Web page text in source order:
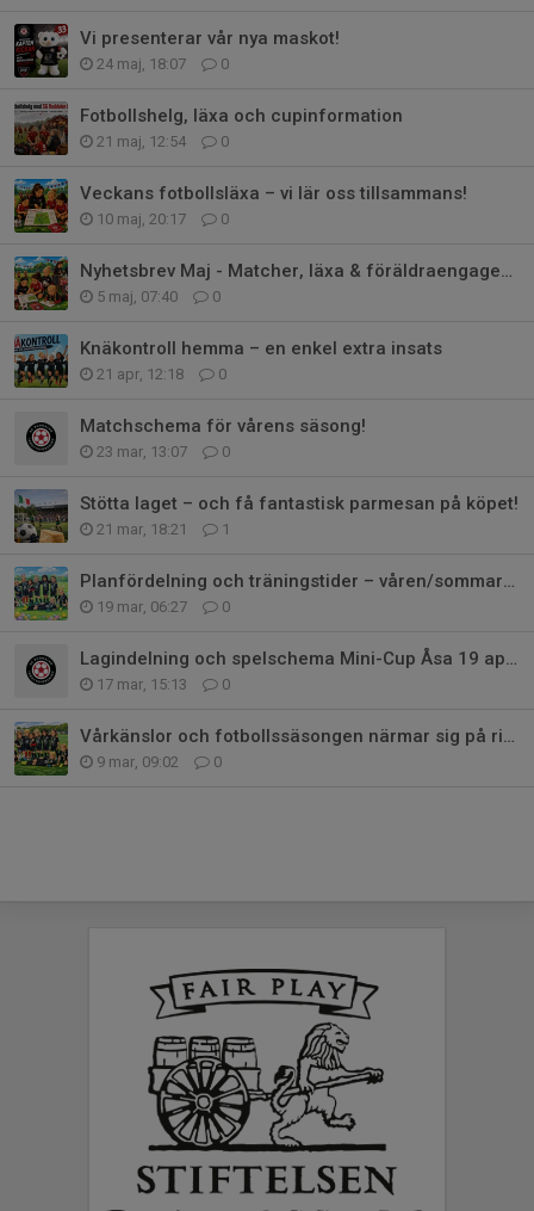
Vi presenterar vår nya maskot!
24 maj, 18:07 0
Fotbollshelg, läxa och cupinformation
21 maj, 12:54 0
Veckans fotbollsläxa – vi lär oss tillsammans!
10 maj, 20:17 0
Nyhetsbrev Maj - Matcher, läxa & föräldraengagemang
5 maj, 07:40 0
Knäkontroll hemma – en enkel extra insats
21 apr, 12:18 0
Matchschema för vårens säsong!
23 mar, 13:07 0
Stötta laget – och få fantastisk parmesan på köpet!
21 mar, 18:21 1
Planfördelning och träningstider – våren/sommaren
19 mar, 06:27 0
Lagindelning och spelschema Mini-Cup Åsa 19 april
17 mar, 15:13 0
Vårkänslor och fotbollssäsongen närmar sig på riktigt!
9 mar, 09:02 0